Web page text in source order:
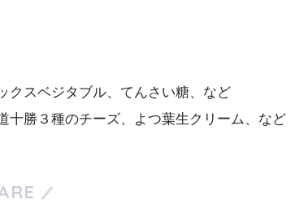
スベジタブル、てんさい糖、など
勝３種のチーズ、よつ葉生クリーム、など